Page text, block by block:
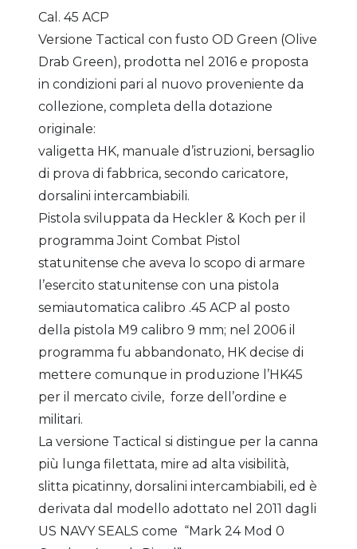
Cal. 45 ACP
Versione Tactical con fusto OD Green (Olive
Drab Green), prodotta nel 2016 e proposta
in condizioni pari al nuovo proveniente da
collezione, completa della dotazione
originale:
valigetta HK, manuale d’istruzioni, bersaglio
di prova di fabbrica, secondo caricatore,
dorsalini intercambiabili.
Pistola sviluppata da Heckler & Koch per il
programma Joint Combat Pistol
statunitense che aveva lo scopo di armare
l’esercito statunitense con una pistola
semiautomatica calibro .45 ACP al posto
della pistola M9 calibro 9 mm; nel 2006 il
programma fu abbandonato, HK decise di
mettere comunque in produzione l’HK45
per il mercato civile, forze dell’ordine e
militari.
La versione Tactical si distingue per la canna
più lunga filettata, mire ad alta visibilità,
slitta picatinny, dorsalini intercambiabili, ed è
derivata dal modello adottato nel 2011 dagli
US NAVY SEALS come “Mark 24 Mod 0